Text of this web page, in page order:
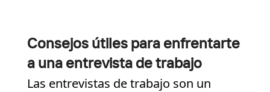
Consejos útiles para enfrentarte
a una entrevista de trabajo
Las entrevistas de trabajo son un